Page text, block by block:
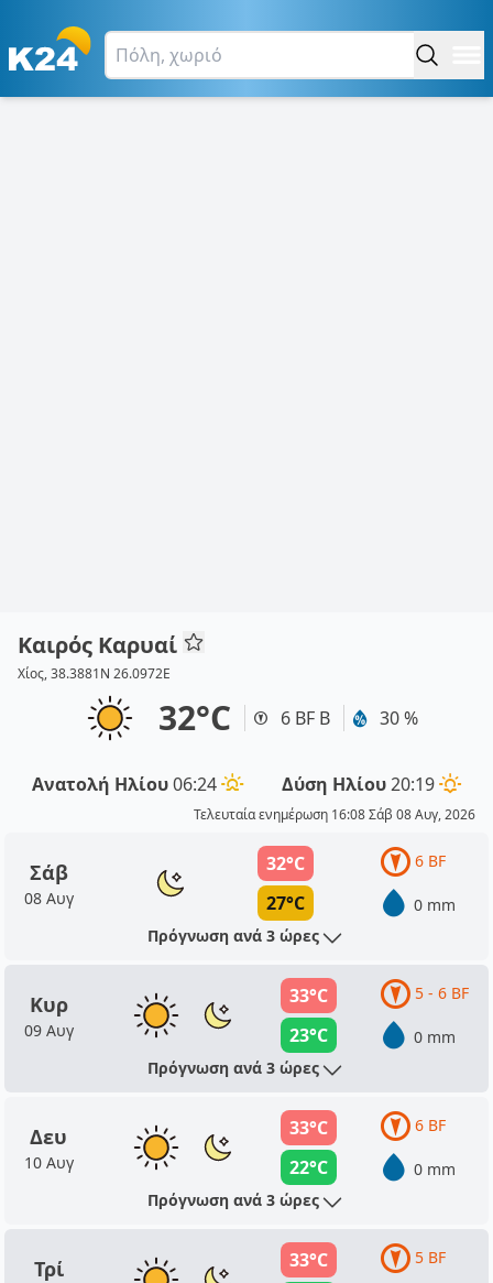
Καιρός Καρυαί
Χίος, 38.3881N 26.0972E
32°C 6 BF Β 30 %
Ανατολή Ηλίου06:24 Δύση Ηλίου20:19
Τελευταία ενημέρωση 16:08 Σάβ 08 Αυγ, 2026
Σάβ
08 Αυγ
32°C
27°C
6 BF
0 mm
Πρόγνωση ανά 3 ώρες
Κυρ
09 Αυγ
33°C
23°C
5 - 6 BF
0 mm
Πρόγνωση ανά 3 ώρες
Δευ
10 Αυγ
33°C
22°C
6 BF
0 mm
Πρόγνωση ανά 3 ώρες
Τρί
33°C
5 BF